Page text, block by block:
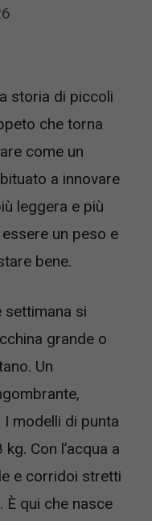
storia di piccoli
che torna
come un
a innovare
leggera e più
un peso e
bene.
settimana si
grande o
Un
modelli di punta
Con l’acqua a
e corridoi stretti
qui che nasce